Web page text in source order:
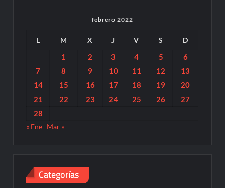
febrero 2022
L M X J V S D
1 2 3 4 5
6
7
8 9 10 11 12
13
14
15 16 17 18 19
20
21
22 23 24 25 26
27
28
« Ene Mar »
Categorías